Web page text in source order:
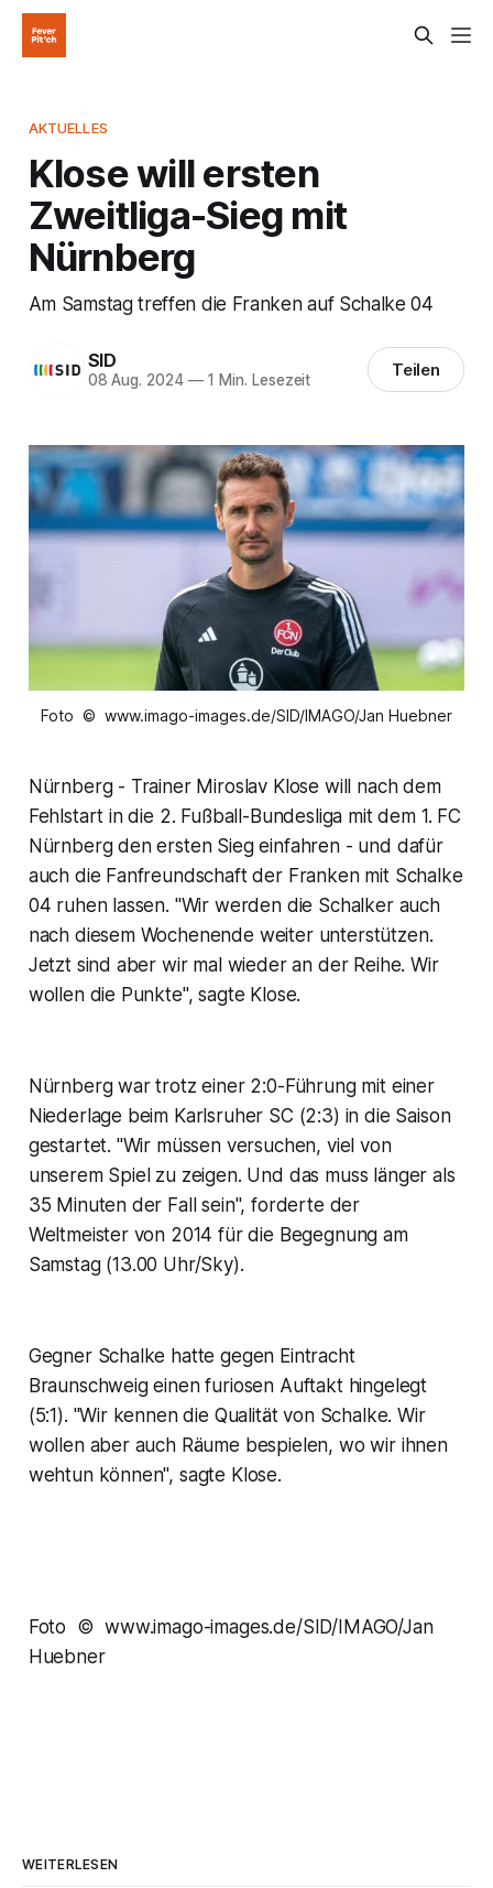
AKTUELLES
Klose will ersten
Zweitliga-Sieg mit
Nürnberg
Am Samstag treffen die Franken auf Schalke 04
SID
08 Aug. 2024 —1 Min. Lesezeit Teilen
Foto © www.imago-images.de/SID/IMAGO/Jan Huebner
Nürnberg - Trainer Miroslav Klose will nach dem
Fehlstart in die 2. Fußball-Bundesliga mit dem 1. FC
Nürnberg den ersten Sieg einfahren - und dafür
auch die Fanfreundschaft der Franken mit Schalke
04 ruhen lassen. "Wir werden die Schalker auch
nach diesem Wochenende weiter unterstützen.
Jetzt sind aber wir mal wieder an der Reihe. Wir
wollen die Punkte", sagte Klose.
Nürnberg war trotz einer 2:0-Führung mit einer
Niederlage beim Karlsruher SC (2:3) in die Saison
gestartet. "Wir müssen versuchen, viel von
unserem Spiel zu zeigen. Und das muss länger als
35 Minuten der Fall sein", forderte der
Weltmeister von 2014 für die Begegnung am
Samstag (13.00 Uhr/Sky).
Gegner Schalke hatte gegen Eintracht
Braunschweig einen furiosen Auftakt hingelegt
(5:1). "Wir kennen die Qualität von Schalke. Wir
wollen aber auch Räume bespielen, wo wir ihnen
wehtun können", sagte Klose.
Foto © www.imago-images.de/SID/IMAGO/Jan
Huebner
WEITERLESEN